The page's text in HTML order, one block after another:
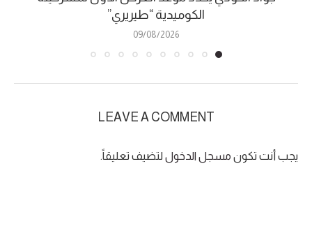
الكوميدية “طيريري”
09/08/2026
LEAVE A COMMENT
يجب أنت تكون مسجل الدخول لتضيف تعليقاً.